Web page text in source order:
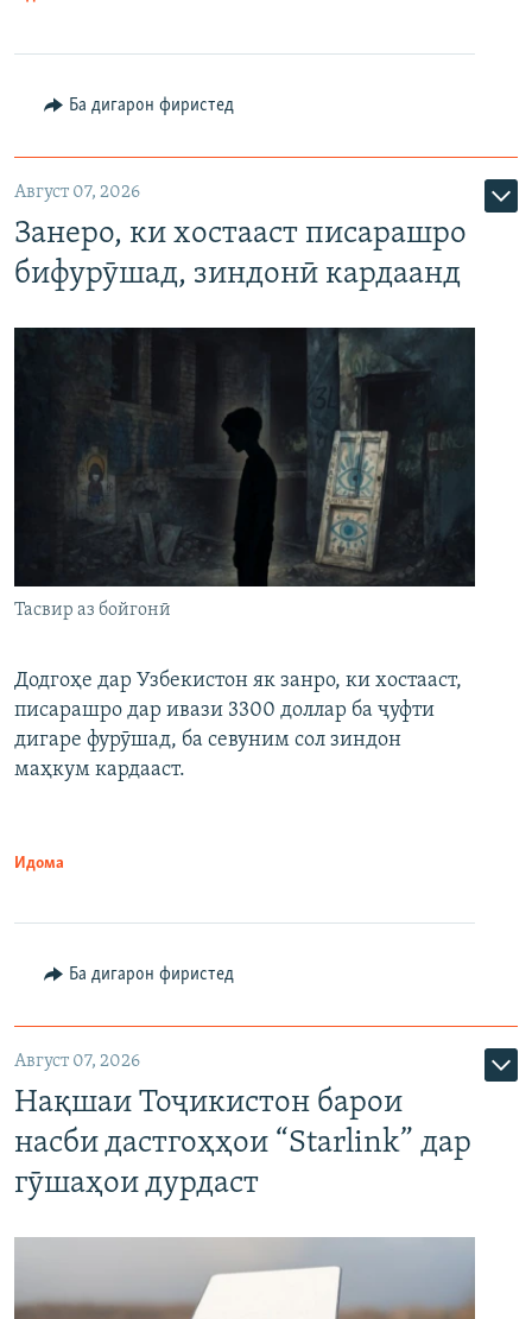
Ба дигарон фиристед
Август 07, 2026
Занеро, ки хостааст писарашро
бифурӯшад, зиндонӣ кардаанд
Тасвир аз бойгонӣ
Додгоҳе дар Узбекистон як занро, ки хостааст,
писарашро дар ивази 3300 доллар ба ҷуфти
дигаре фурӯшад, ба севуним сол зиндон
маҳкум кардааст.
Идома
Ба дигарон фиристед
Август 07, 2026
Нақшаи Тоҷикистон барои
насби дастгоҳҳои “Starlink” дар
гӯшаҳои дурдаст